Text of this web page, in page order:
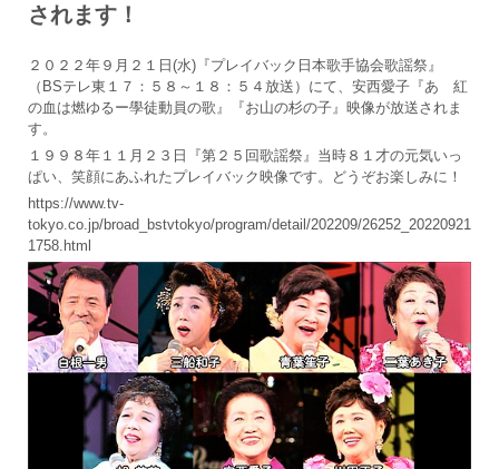
されます！
２０２２年９月２１日(水)『プレイバック日本歌手協会歌謡祭』
（BSテレ東１７：５８～１８：５４放送）にて、安西愛子『あゝ紅
の血は燃ゆるー學徒動員の歌』『お山の杉の子』映像が放送されま
す。
１９９８年１１月２３日『第２５回歌謡祭』当時８１才の元気いっ
ぱい、笑顔にあふれたプレイバック映像です。どうぞお楽しみに！
https://www.tv-
tokyo.co.jp/broad_bstvtokyo/program/detail/202209/26252_20220921
1758.html